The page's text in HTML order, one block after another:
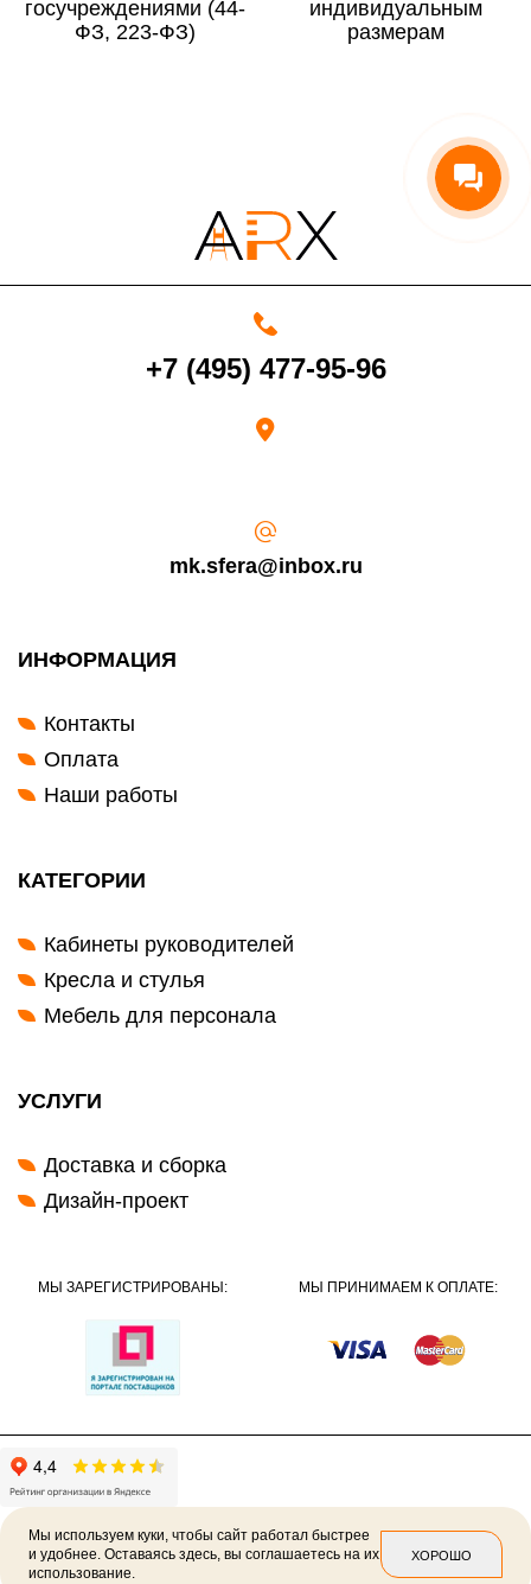
По Московской области
Срок возврата товара надлежащего качества составляет 30 дней с
счет в течение 5-30 рабочих дней (срок зависит от банка, который
выдал Вашу банковскую карту).
госучреждениями (44-
ФЗ, 223-ФЗ)
индивидуальным
размерам
+7 (495) 477-95-96
mk.sfera@inbox.ru
ИНФОРМАЦИЯ
Контакты
Оплата
Наши работы
КАТЕГОРИИ
Кабинеты руководителей
Кресла и стулья
Мебель для персонала
УСЛУГИ
Доставка и сборка
Дизайн-проект
МЫ ЗАРЕГИСТРИРОВАНЫ: МЫ ПРИНИМАЕМ К ОПЛАТЕ:
2026 © Политика конфиденциальности
Мы используем куки, чтобы сайт работал быстрее
и удобнее. Оставаясь здесь, вы соглашаетесь на их
использование.
ХОРОШО